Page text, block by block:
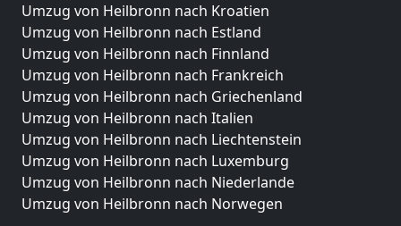
Umzug von Heilbronn nach Kroatien
Umzug von Heilbronn nach Estland
Umzug von Heilbronn nach Finnland
Umzug von Heilbronn nach Frankreich
Umzug von Heilbronn nach Griechenland
Umzug von Heilbronn nach Italien
Umzug von Heilbronn nach Liechtenstein
Umzug von Heilbronn nach Luxemburg
Umzug von Heilbronn nach Niederlande
Umzug von Heilbronn nach Norwegen